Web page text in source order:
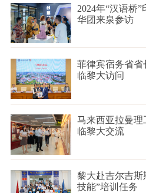
2024年“汉语桥
华团来泉参访
菲律宾宿务省省
临黎大访问
马来西亚拉曼
临黎大交流
黎大赴吉尔吉斯
技能”培训任务